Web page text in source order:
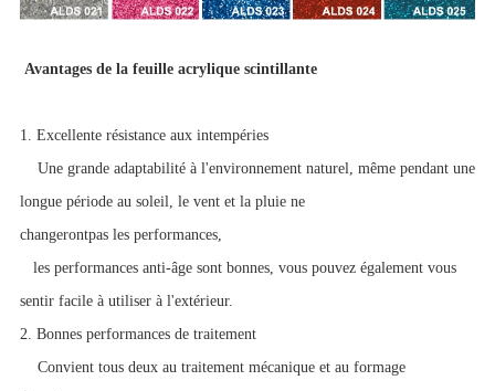
Avantages de la feuille acrylique scintillante
1. Excellente résistance aux intempéries
Une grande adaptabilité à l'environnement naturel, même pendant une
longue période au soleil, le vent et la pluie ne
changerontpas les performances,
les performances anti-âge sont bonnes, vous pouvez également vous
sentir facile à utiliser à l'extérieur.
2. Bonnes performances de traitement
Convient tous deux au traitement mécanique et au formage